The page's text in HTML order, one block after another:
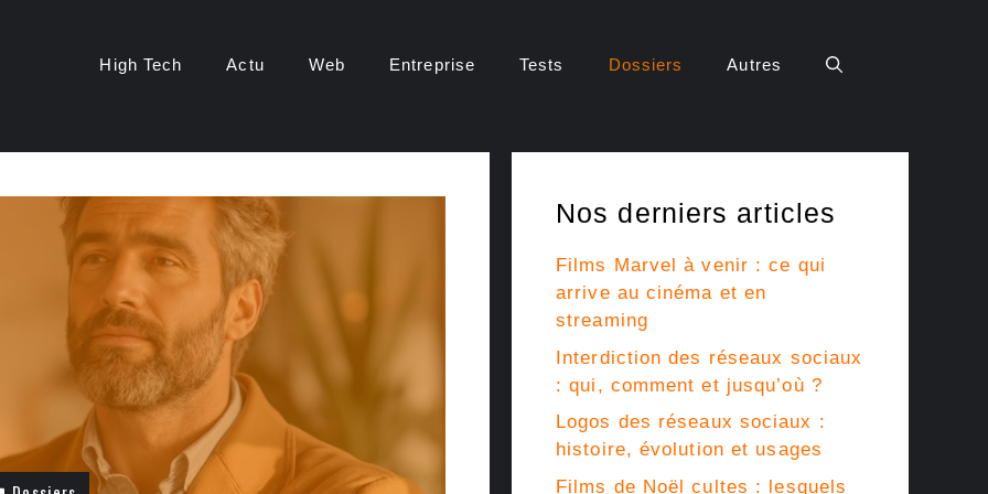
High Tech Actu Web Entreprise Tests Dossiers Autres
Nos derniers articles
Films Marvel à venir : ce qui
arrive au cinéma et en
streaming
Interdiction des réseaux sociaux
: qui, comment et jusqu’où ?
Logos des réseaux sociaux :
histoire, évolution et usages
Films de Noël cultes : lesquels